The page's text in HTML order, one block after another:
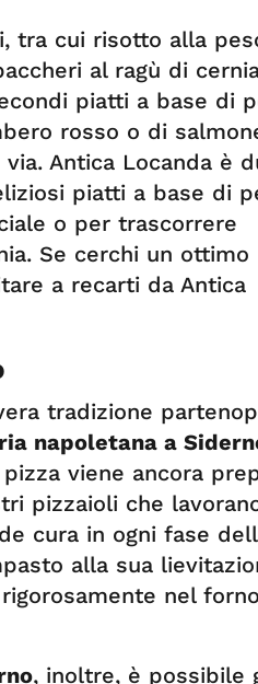
tra cui risotto alla
al ragù di
piatti a base di
rosso o di
Antica Locanda è
piatti a base di
o per trascorrere
Se cerchi un ottimo
a recarti da Antica
tradizione
napoletana a
viene ancora
pizzaioli che
cura in ogni fase
alla sua
nel
, inoltre, è possibile